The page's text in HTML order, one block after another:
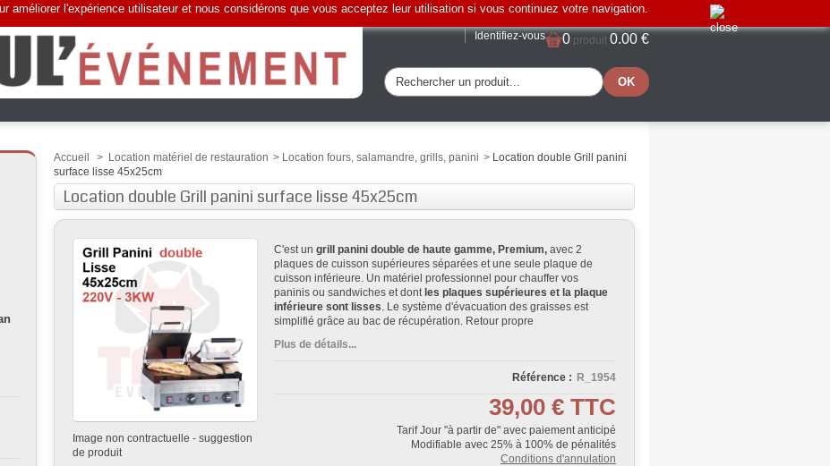
Identifiez-vous 0 produit 0.00 €
améliorer l'expérience utilisateur et nous considérons que vous acceptez leur utilisation si vous continuez votre navigation.
Accueil > Location matériel de restauration > Location fours, salamandre, grills, panini > Location double Grill panini
surface lisse 45x25cm
Location double Grill panini surface lisse 45x25cm
Image non contractuelle - suggestion
de produit
C'est un grill panini double de haute gamme, Premium, avec 2
plaques de cuisson supérieures séparées et une seule plaque de
cuisson inférieure. Un matériel professionnel pour chauffer vos
paninis ou sandwiches et dontles plaques supérieures et la plaque
inférieure sont lisses. Le système d'évacuation des graisses est
simplifié grâce au bac de récupération. Retour propre
Plus de détails...
Référence : R_1954
39,00 € TTC
Tarif Jour "à partir de" avec paiement anticipé
Modifiable avec 25% à 100% de pénalités
Conditions d'annulation